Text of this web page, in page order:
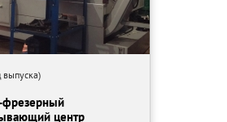
выпуска)
фрезерный
центр